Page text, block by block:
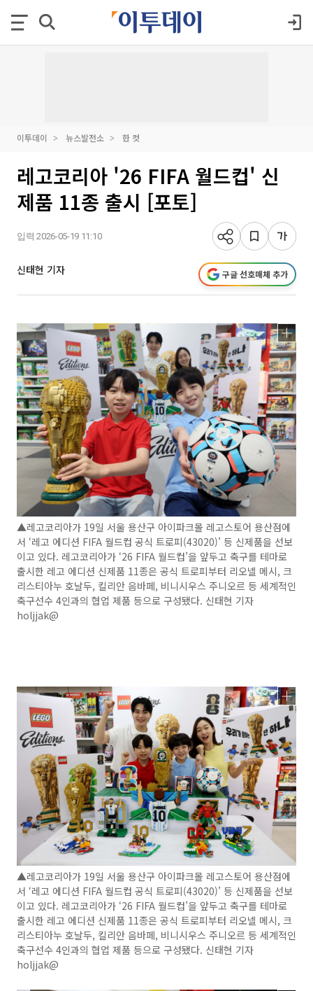
이투데이 뉴스발전소 한 컷
레고코리아 '26 FIFA 월드컵' 신
제품 11종 출시 [포토]
입력 2026-05-19 11:10
신태현 기자 구글 선호매체 추가
▲레고코리아가 19일 서울 용산구 아이파크몰 레고스토어 용산점에
서 ‘레고 에디션 FIFA 월드컵 공식 트로피(43020)’ 등 신제품을 선보
이고 있다. 레고코리아가 ‘26 FIFA 월드컵’을 앞두고 축구를 테마로
출시한 레고 에디션 신제품 11종은 공식 트로피부터 리오넬 메시, 크
리스티아누 호날두, 킬리안 음바페, 비니시우스 주니오르 등 세계적인
축구선수 4인과의 협업 제품 등으로 구성됐다. 신태현 기자
holjjak@
▲레고코리아가 19일 서울 용산구 아이파크몰 레고스토어 용산점에
서 ‘레고 에디션 FIFA 월드컵 공식 트로피(43020)’ 등 신제품을 선보
이고 있다. 레고코리아가 ‘26 FIFA 월드컵’을 앞두고 축구를 테마로
출시한 레고 에디션 신제품 11종은 공식 트로피부터 리오넬 메시, 크
리스티아누 호날두, 킬리안 음바페, 비니시우스 주니오르 등 세계적인
축구선수 4인과의 협업 제품 등으로 구성됐다. 신태현 기자
holjjak@